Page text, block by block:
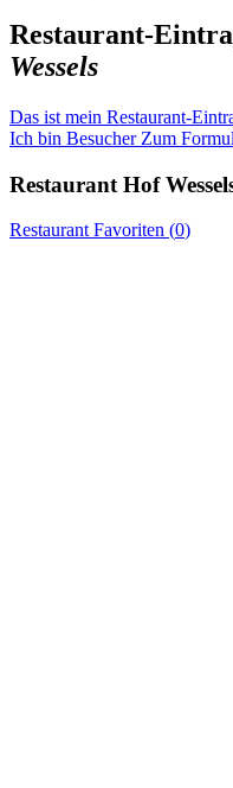
Restaurant-
Wessels
Das ist mein Restaurant-
Ich bin Besucher Zum
Restaurant Hof
Restaurant Favoriten (0)